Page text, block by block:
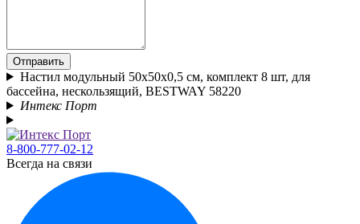
Отправить
Настил модульный 50x50x0,5 см, комплект 8 шт, для
бассейна, нескользящий, BESTWAY 58220
Интекс Порт
8-800-777-02-12
Всегда на связи